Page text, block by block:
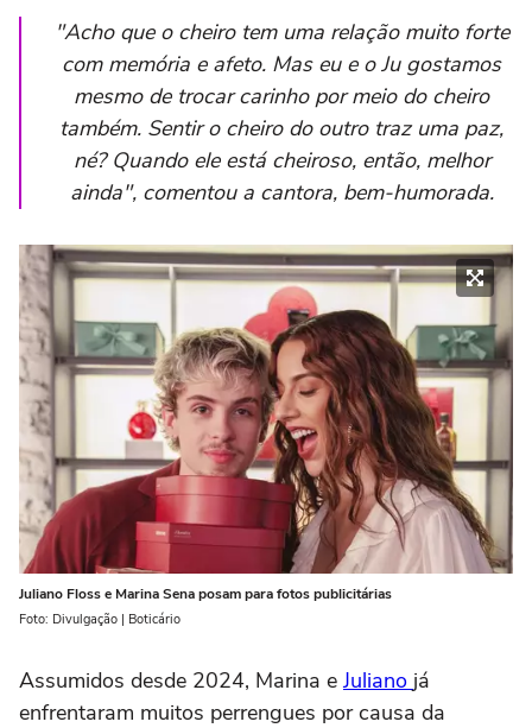
"Acho que o cheiro tem uma relação muito forte
com memória e afeto. Mas eu e o Ju gostamos
mesmo de trocar carinho por meio do cheiro
também. Sentir o cheiro do outro traz uma paz,
né? Quando ele está cheiroso, então, melhor
ainda", comentou a cantora, bem-humorada.
Juliano Floss e Marina Sena posam para fotos publicitárias
Foto: Divulgação | Boticário
Assumidos desde 2024, Marina e Juliano já
enfrentaram muitos perrengues por causa da